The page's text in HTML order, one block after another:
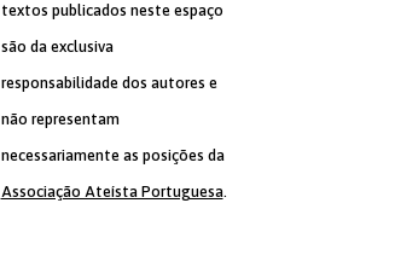
textos publicados neste espaço
são da exclusiva
responsabilidade dos autores e
não representam
necessariamente as posições da
Associação Ateísta Portuguesa.